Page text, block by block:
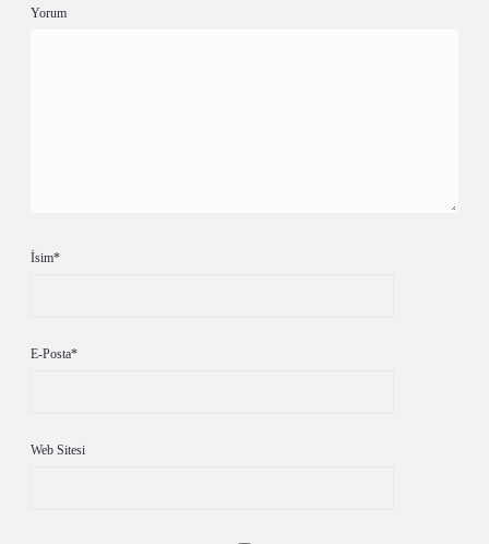
Yorum
İsim*
E-Posta*
Web Sitesi